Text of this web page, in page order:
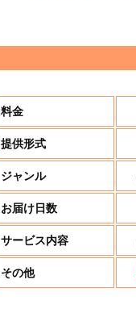
料金
提供形式
ジャンル
お届け日数
サービス内容
その他